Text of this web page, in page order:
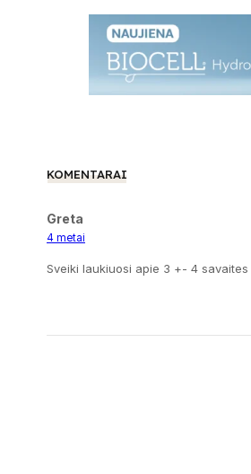
KOMENTARAI
Greta
4 metai
Sveiki laukiuosi apie 3 +- 4